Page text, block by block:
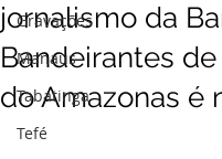
Gravações
Manaus
Tabatinga
Tefé
jornalismo da
Bandeirantes
do Amazonas é